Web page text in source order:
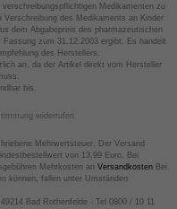
Medikamenten zu
Verschreibung des Medikaments an Kinder
dem Abgabepreis des pharmazeutischen
Fassung zum 31.12.2003 ergibt. Es handelt
des Herstellers.
an, da der Artikel direkt vom Hersteller
bis.
widerrufen
Mehrwertsteuer. Der Versand
von 13,99 Euro. Bei
Mehrkosten an VersandkostenBei
können, fallen unter Umständen
Bad Rothenfelde - Tel 0800 / 10 11